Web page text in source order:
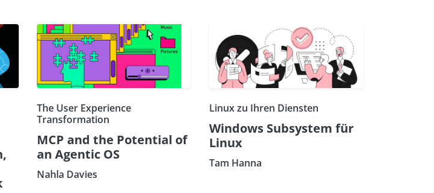
The User Experience
Transformation
MCP and the Potential of
an Agentic OS
Nahla Davies
Linux zu Ihren Diensten
Windows Subsystem für
Linux
Tam Hanna